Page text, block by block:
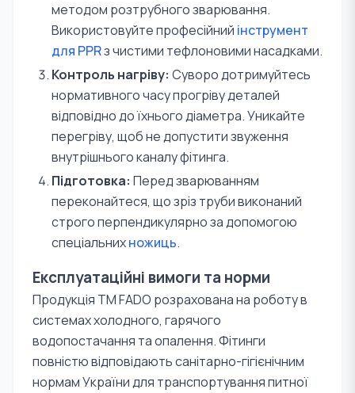
методом розтрубного зварювання.
Використовуйте професійний інструмент
для PPRз чистими тефлоновими насадками.
Контроль нагріву: Суворо дотримуйтесь
нормативного часу прогріву деталей
відповідно до їхнього діаметра. Уникайте
перегріву, щоб не допустити звуження
внутрішнього каналу фітинга.
Підготовка: Перед зварюванням
переконайтеся, що зріз труби виконаний
строго перпендикулярно за допомогою
спеціальнихножиць.
Експлуатаційні вимоги та норми
Продукція TM FADO розрахована на роботу в
системах холодного, гарячого
водопостачання та опалення. Фітинги
повністю відповідають санітарно-гігієнічним
нормам України для транспортування питної